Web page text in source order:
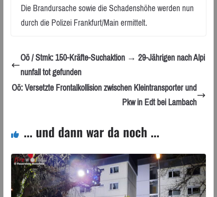
Die Brandursache sowie die Schadenshöhe werden nun
durch die Polizei Frankfurt/Main ermittelt.
Oö / Stmk: 150-Kräfte-Suchaktion → 29-Jährigen nach Alpi
nunfall tot gefunden
Oö: Versetzte Frontalkollision zwischen Kleintransporter und
Pkw in Edt bei Lambach
... und dann war da noch ...